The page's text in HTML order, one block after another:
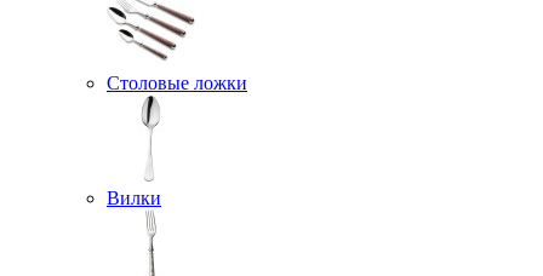
Столовые ложки
Вилки